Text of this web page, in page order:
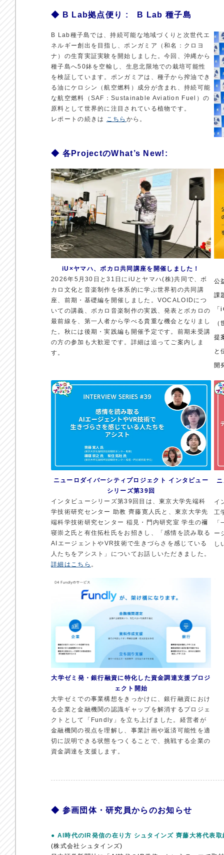
◆ B Lab拠点便り : B Lab 種子島
B Lab種子島では、持続可能な地域づくりと次世代エ
ネルギー創出を目指し、ポンガミア（和名：クロヨ
ナ）の生育実証実験を開始しました。今回、沖縄から
種子島へ50鉢を空輸し、生息北限地での栽培可能性
を検証しています。ポンガミアは、種子から搾油でき
る油にケロシン（航空燃料）成分が含まれ、持続可能
な航空燃料（SAF：Sustainable Aviation Fuel）の
原料として世界的に注目されている植物です。
レポートの続きは
こちら から。
◆ 各ProjectのWhat’s New! :
iU×ヤマハ、ボカロ共同講座を開催しました！
2026年5月30日と31日にiUとヤマハ(株)共同で、ボ
カロ文化と音楽制作を体系的に学ぶ世界初の共同講
座、前期・基礎編を開催しました。VOCALOIDにつ
いての講義、ボカロ音楽制作の実践、発表とボカロの
最前線を、第一人者から学べる貴重な機会となりまし
た。秋には後期・実践編も開催予定です。前期未受講
の方の参加も大歓迎です。詳細は追ってご案内しま
す。
公
課
提
と
開
ニューロダイバーシティプロジェクト インタビュー
シリーズ第39回
インタビューシリーズ第39回目は、東京大学先端科
学技術研究センター 助教 齊藤寛人氏と、東京大学先
端科学技術研究センター 稲見・門内研究室 学生の禰
寝崇之氏と有住拓杜氏をお招きし、「感情を読み取る
AIエージェントやVR技術で生きづらさを感じている
人たちをアシスト」についてお話しいただきました。
詳細は こちら 。
イ
工
ー
し
大学ゼミ発・銀行融資に特化した資金調達支援プロジ
ェクト開始
大学ゼミでの事業構想をきっかけに、銀行融資におけ
る企業と金融機関の認識ギャップを解消するプロジェ
クトとして「Fundly」を立ち上げました。経営者が
金融機関の視点を理解し、事業計画や返済可能性を適
切に説明できる状態をつくることで、挑戦する企業の
資金調達を支援します。
◆ 参画団体・研究員からのお知らせ
● AI時代のIR発信の在り方 シュタインズ 齊藤大将代表取
(株式会社シュタインズ)